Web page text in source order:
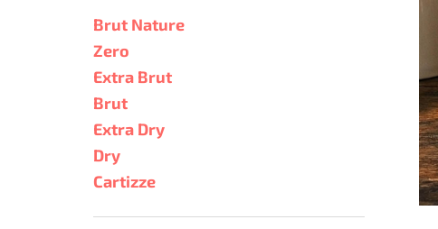
Brut Nature
Zero
Extra Brut
Brut
Extra Dry
Dry
Cartizze